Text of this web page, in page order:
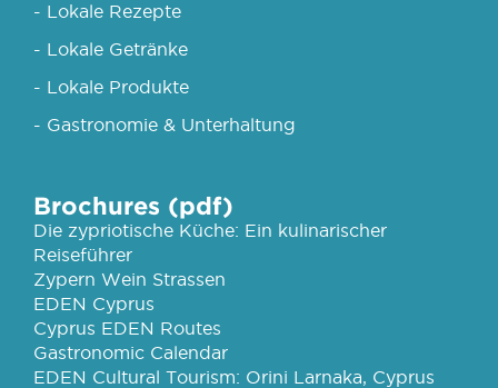
- Lokale Rezepte
- Lokale Getränke
- Lokale Produkte
- Gastronomie & Unterhaltung
Brochures (pdf)
Die zypriotische Küche: Ein kulinarischer
Reiseführer
Zypern Wein Strassen
EDEN Cyprus
Cyprus EDEN Routes
Gastronomic Calendar
EDEN Cultural Tourism: Orini Larnaka, Cyprus